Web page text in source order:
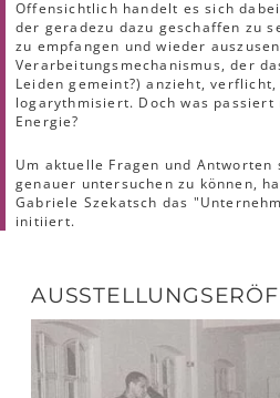
Offensichtlich handelt es sich
der geradezu dazu geschaffen zu
zu empfangen und wieder
Verarbeitungsmechanismus, der
Leiden gemeint?) anzieht,
logarythmisiert. Doch was
Energie?
Um aktuelle Fragen und
genauer untersuchen zu können,
Gabriele Szekatsch das
initiiert.